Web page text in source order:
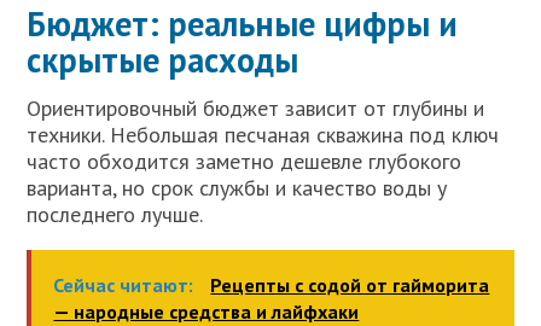
Бюджет: реальные цифры и
скрытые расходы
Ориентировочный бюджет зависит от глубины и
техники. Небольшая песчаная скважина под ключ
часто обходится заметно дешевле глубокого
варианта, но срок службы и качество воды у
последнего лучше.
Сейчас читают:
Рецепты с содой от гайморита
— народные средства и лайфхаки